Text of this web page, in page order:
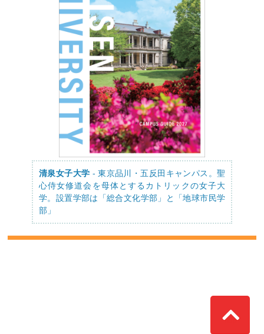
清泉女子大学 - 東京品川・五反田キャンパス。聖
心侍女修道会を母体とするカトリックの女子大
学。設置学部は「総合文化学部」と「地球市民学
部」
Top